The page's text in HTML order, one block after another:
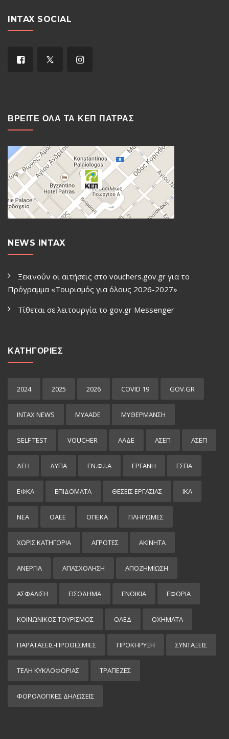
INTAX SOCIAL
ΒΡΕΙΤΕ ΟΛΑ ΤΑ ΚΕΠ ΠΑΤΡΑΣ
NEWS INTAX
Ξεκινούν οι αιτήσεις στο vouchers.gov.gr για το
Πρόγραμμα «Τουρισμός για όλους 2026-2027»
Τίθεται σε λειτουργία το gov.gr Μessenger
ΚΑΤΗΓΟΡΙΕΣ
2024 2025 2026 COVID 19 GOV.GR
INTAX NEWS MYAADE MYΘΈΡΜΑΝΣΗ
SELF TEST VOUCHER ΑΑΔΕ ΑΣΕΠ ΑΣΕΠ
ΔΕΗ ΔΥΠΑ ΕΝ.Φ.Ι.Α ΕΡΓΑΝΗ ΕΣΠΑ
ΕΦΚΑ ΕΠΙΔΌΜΑΤΑ ΘΕΣΕΙΣ ΕΡΓΑΣΙΑΣ ΙΚΑ
ΝΕΑ ΟΑΕΕ ΟΠΕΚΑ ΠΛΗΡΩΜΕΣ
ΧΩΡΊΣ ΚΑΤΗΓΟΡΊΑ ΑΓΡΟΤΕΣ ΑΚΙΝΗΤΑ
ΑΝΕΡΓΙΑ ΑΠΑΣΧΟΛΗΣΗ ΑΠΟΖΗΜΙΩΣΗ
ΑΣΦΑΛΙΣΗ ΕΙΣΌΔΗΜΑ ΕΝΟΙΚΙΑ ΕΦΟΡΙΑ
ΚΟΙΝΩΝΙΚΟΣ ΤΟΥΡΙΣΜΟΣ ΟΑΕΔ ΟΧΗΜΑΤΑ
ΠΑΡΑΤΑΣΕΙΣ-ΠΡΟΘΕΣΜΙΕΣ ΠΡΟΚΉΡΥΞΗ ΣΥΝΤΑΞΕΙΣ
ΤΕΛΗ ΚΥΚΛΟΦΟΡΙΑΣ ΤΡΑΠΕΖΕΣ
ΦΟΡΟΛΟΓΙΚΕΣ ΔΗΛΩΣΕΙΣ